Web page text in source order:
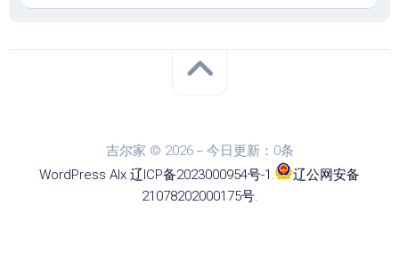
吉尔家 © 2026－今日更新：0条
WordPress Alx.辽ICP备2023000954号-1 .
辽公网安备
21078202000175号.